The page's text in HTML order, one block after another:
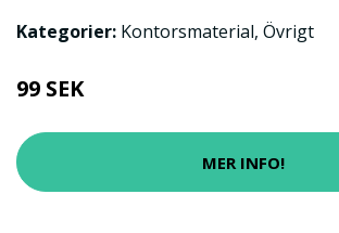
Kategorier: Kontorsmaterial, Övrigt
99 SEK
MER INFO!